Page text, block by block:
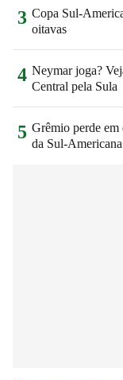
3 Copa Sul-
oitavas
4 Neymar joga?
Central pela Sula
5 Grêmio perde
da Sul-Americana